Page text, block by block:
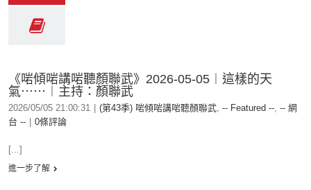
《啱傾啱講啱聽顏聯武》2026-05-05︱這樣的天
氣⋯⋯︱主持：顏聯武
2026/05/05 21:00:31 (第43季) 啱傾啱講啱聽顏聯武, -- Featured --, -- 網
台 --
0條評論
[...]
進一步了解